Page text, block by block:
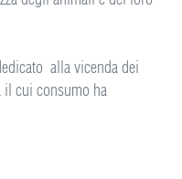
alla vicenda dei
cui consumo ha